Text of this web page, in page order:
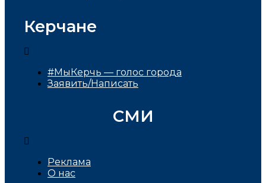
Керчане
#МыКерчь — голос города
Заявить/Написать
СМИ
Реклама
О нас